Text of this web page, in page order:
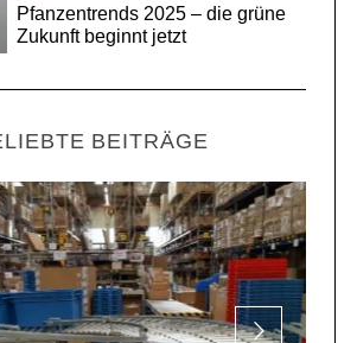
Pfanzentrends 2025 – die grüne
Zukunft beginnt jetzt
BEITRÄGE